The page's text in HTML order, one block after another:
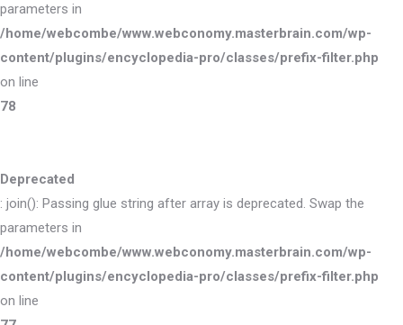
parameters in
/home/webcombe/www.webconomy.masterbrain.com/wp-
content/plugins/encyclopedia-pro/classes/prefix-filter.php
on line
78
Deprecated
: join(): Passing glue string after array is deprecated. Swap the
parameters in
/home/webcombe/www.webconomy.masterbrain.com/wp-
content/plugins/encyclopedia-pro/classes/prefix-filter.php
on line